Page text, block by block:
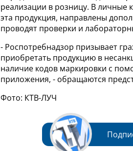
реализации в розницу. В личные
эта продукция, направлены
проводят проверки и
- Роспотребнадзор призывает
приобретать продукцию в
наличие кодов маркировки с
приложения, - обращаются
Фото: КТВ-ЛУЧ